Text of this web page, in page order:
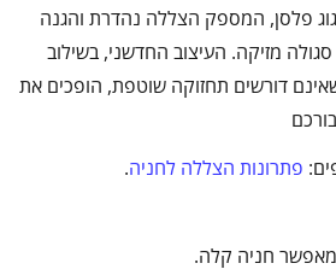
פלסן, המספק הצללה נהדרת והגנה
מזיקה. העיצוב החדשני, בשילוב
שאינם דורשים תחזוקה שוטפת, הופכים את
פתרונות הצללה לחניה.